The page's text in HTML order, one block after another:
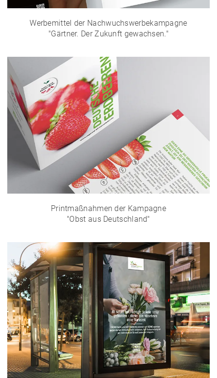
Werbemittel der Nachwuchswerbekampagne
"Gärtner. Der Zukunft gewachsen."
Printmaßnahmen der Kampagne
"Obst aus Deutschland"